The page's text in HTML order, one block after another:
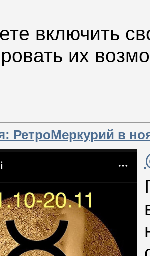
включить
их
РетроМеркурий в